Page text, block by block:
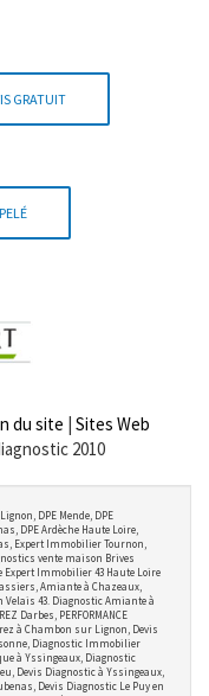
GRATUIT
du site Sites Web
2010
DPE Mende, DPE
DPE Ardèche Haute Loire,
Expert Immobilier Tournon,
vente maison Brives
Expert Immobilier 43 Haute Loire
Amiante à Chazeaux,
Velais 43. Diagnostic Amiante à
Darbes, PERFORMANCE
à Chambon sur Lignon, Devis
Diagnostic Immobilier
à Yssingeaux, Diagnostic
Devis Diagnostic à Yssingeaux,
Devis Diagnostic Le Puy en